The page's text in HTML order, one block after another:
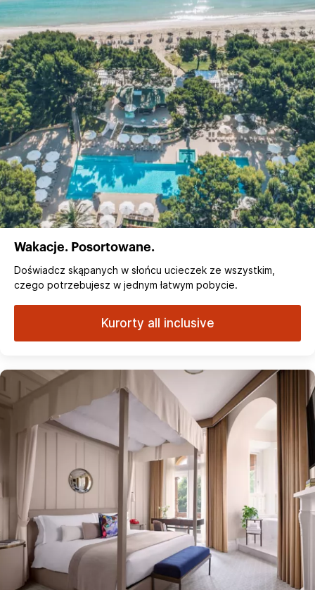
Wakacje. Posortowane.
Doświadcz skąpanych w słońcu ucieczek ze wszystkim,
czego potrzebujesz w jednym łatwym pobycie.
Kurorty all inclusive